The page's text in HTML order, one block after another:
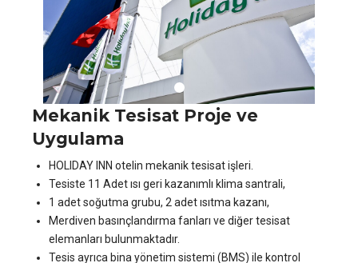
Mekanik Tesisat Proje ve
Uygulama
HOLIDAY INN otelin mekanik tesisat işleri.
Tesiste 11 Adet ısı geri kazanımlı klima santrali,
1 adet soğutma grubu, 2 adet ısıtma kazanı,
Merdiven basınçlandırma fanları ve diğer tesisat
elemanları bulunmaktadır.
Tesis ayrıca bina yönetim sistemi (BMS) ile kontrol